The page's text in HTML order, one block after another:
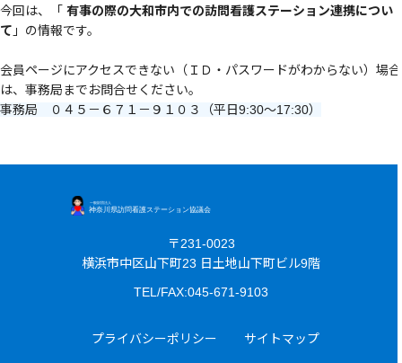
今回は、「 有事の際の大和市内での訪問看護ステーション連携につい
て 」の情報です。
会員ページにアクセスできない（ＩＤ・パスワードがわからない）場合
は、事務局までお問合せください。
事務局 ０４５－６７１－９１０３（平日9:30～17:30）
〒231-0023
横浜市中区山下町23 日土地山下町ビル9階
TEL/FAX:045-671-9103
プライバシーポリシー サイトマップ